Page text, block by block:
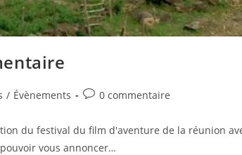
/ Évènements
Post0 commentaire
du festival du film d'aventure de la réunion
vous annoncer…